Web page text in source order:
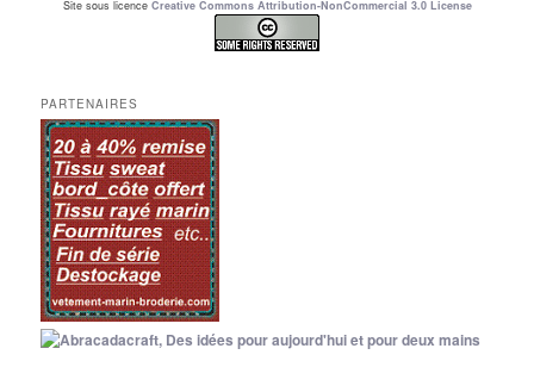
Site sous licence Creative Commons Attribution-NonCommercial 3.0 License
PARTENAIRES